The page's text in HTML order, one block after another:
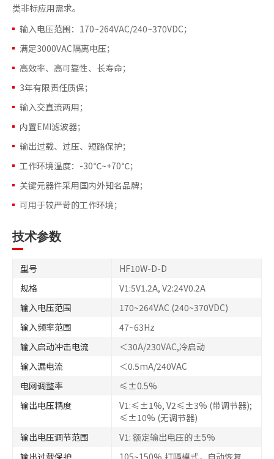
类非标应用需求。
输入电压范围：170~264VAC/240~370VDC；
满足3000VAC隔离电压；
高效率、高可靠性、长寿命；
3年有限责任质保；
输入交直流两用；
内置EMI滤波器；
输出过载、过压、短路保护；
工作环境温度：-30℃~+70℃；
关键元器件采用国内外知名品牌；
可用于较严苛的工作环境；
技术参数
型号
HF10W-D-D
规格
V1:5V1.2A, V2:24V0.2A
输入电压范围
170~264VAC (240~370VDC)
输入频率范围
47~63Hz
输入启动冲击电流
＜30A/230VAC,冷启动
输入漏电流
＜0.5mA/240VAC
电网调整率
≤±0.5%
输出电压精度
V1:≤±1%, V2≤±3% (带调节器);
≤±10% (无调节器)
输出电压调节范围
V1: 额定输出电压的±5%
输出过载保护
105~150%,打嗝模式，自动恢复